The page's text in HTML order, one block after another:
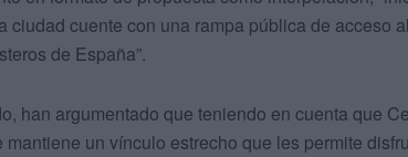
ciudad cuente con una rampa pública de acceso
de España”.
han argumentado que teniendo en cuenta que
mantiene un vínculo estrecho que les permite